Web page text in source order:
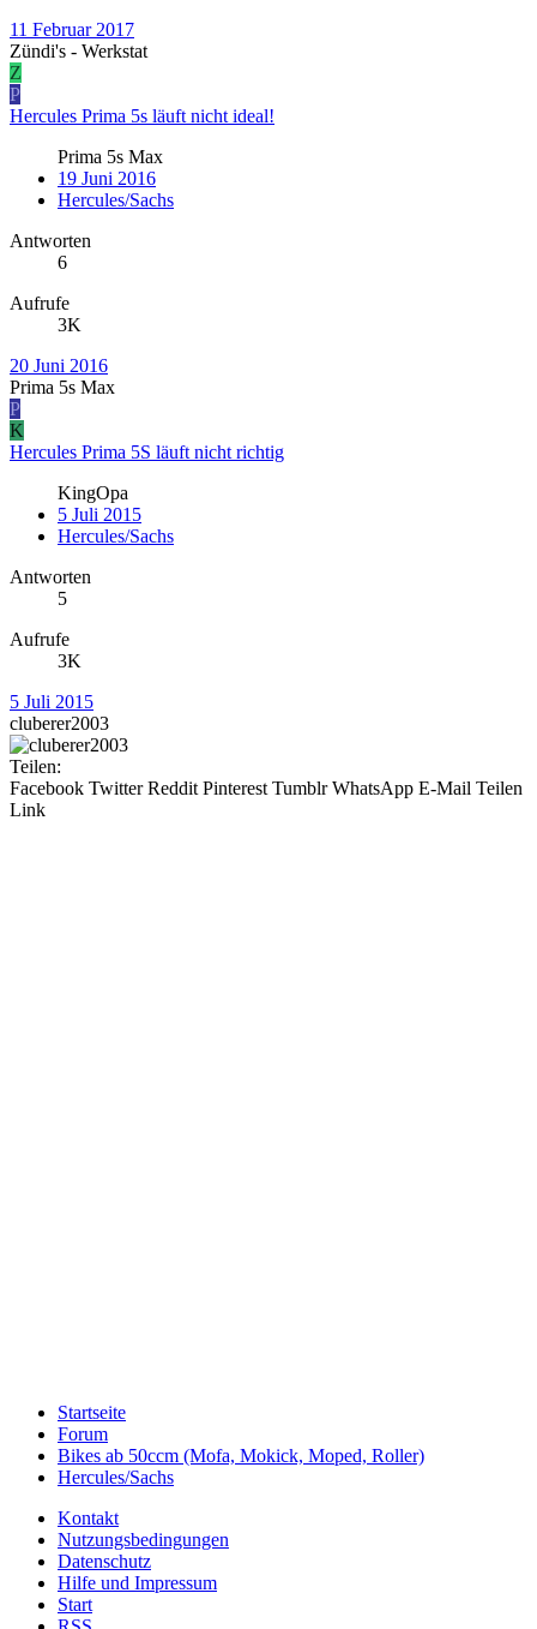
11 Februar 2017
Zündi's - Werkstat
Z
P
Hercules Prima 5s läuft nicht ideal!
Prima 5s Max
19 Juni 2016
Hercules/Sachs
Antworten
6
Aufrufe
3K
20 Juni 2016
Prima 5s Max
P
K
Hercules Prima 5S läuft nicht richtig
KingOpa
5 Juli 2015
Hercules/Sachs
Antworten
5
Aufrufe
3K
5 Juli 2015
cluberer2003
Teilen:
Facebook Twitter Reddit Pinterest Tumblr WhatsApp E-Mail Teilen
Link
Startseite
Forum
Bikes ab 50ccm (Mofa, Mokick, Moped, Roller)
Hercules/Sachs
Kontakt
Nutzungsbedingungen
Datenschutz
Hilfe und Impressum
Start